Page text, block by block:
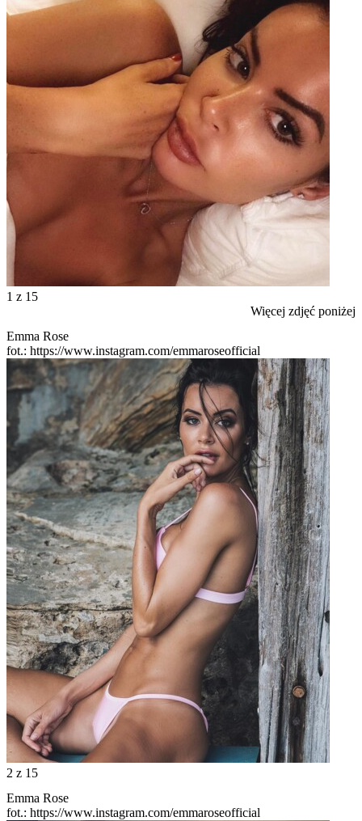
1 z 15
Więcej zdjęć poniżej
Emma Rose
fot.: https://www.instagram.com/emmaroseofficial
2 z 15
Emma Rose
fot.: https://www.instagram.com/emmaroseofficial